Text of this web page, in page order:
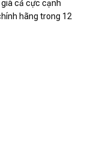
cả cực cạnh
hãng trong 12